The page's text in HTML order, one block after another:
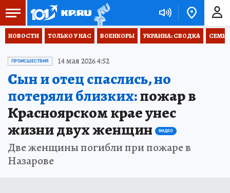
НОВОСТИ ТОЛЬКО У НАС ВОЕНКОРЫ УКРАИНА: СВОДКА
ПРОИСШЕСТВИЯ 14 мая 2026 4:52
Сын и отец спаслись, но
потеряли близких:пожар в
Красноярском крае унес
жизни двух женщин
ВИДЕО
Две женщины погибли при пожаре в
Назарове